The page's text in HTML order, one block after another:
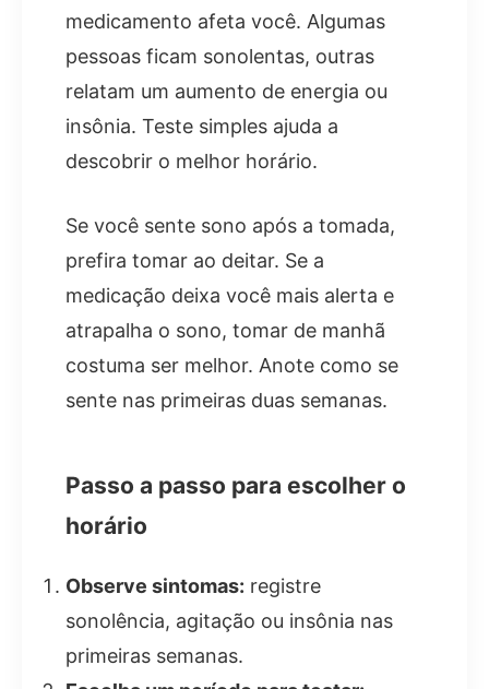
medicamento afeta você. Algumas
pessoas ficam sonolentas, outras
relatam um aumento de energia ou
insônia. Teste simples ajuda a
descobrir o melhor horário.
Se você sente sono após a tomada,
prefira tomar ao deitar. Se a
medicação deixa você mais alerta e
atrapalha o sono, tomar de manhã
costuma ser melhor. Anote como se
sente nas primeiras duas semanas.
Passo a passo para escolher o
horário
Observe sintomas: registre
sonolência, agitação ou insônia nas
primeiras semanas.